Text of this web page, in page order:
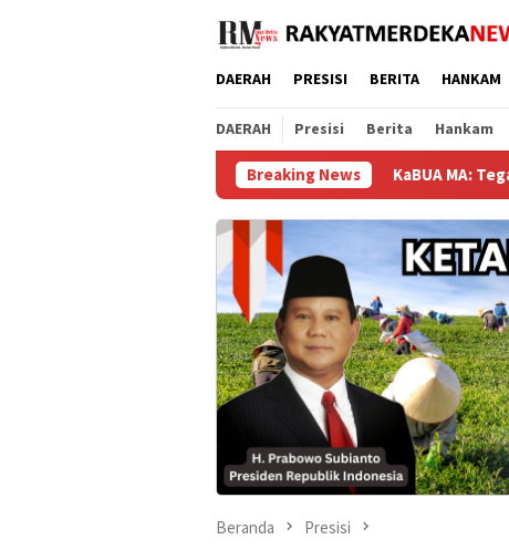
DAERAH PRESISI BERITA HANKAM
DAERAH Presisi Berita Hankam
Breaking News
KaBUA MA: Tegaskan Integritas
Beranda Presisi